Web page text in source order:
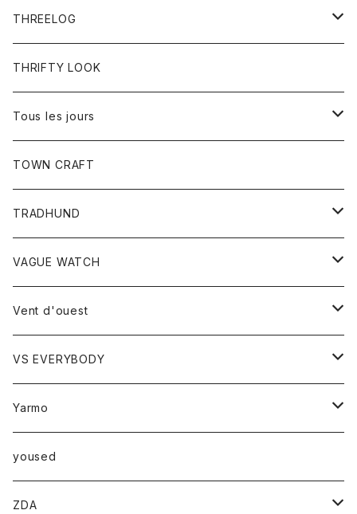
ワンピース
コート
Tシャツ
THREELOG
トップス
Tシャツ
THRIFTY LOOK
Tous les jours
トップス
レディース
カットソー
TOWN CRAFT
TRADHUND
セーター
ベスト
VAGUE WATCH
時計
Vent d'ouest
ボトム
スカート
トップス
ベスト
VS EVERYBODY
トップス
Ｔシャツ
Yarmo
アウター
コート
小物
yoused
ZDA